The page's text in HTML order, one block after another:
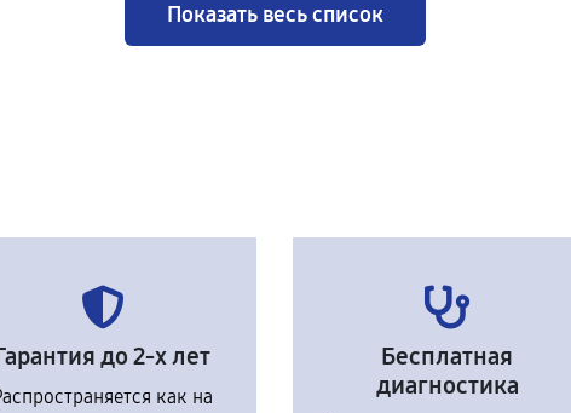
Показать весь список
до 2-х лет
как на
Бесплатная
диагностика